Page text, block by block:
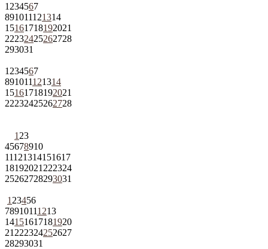
1 234567
891011121314
15161718192021
22232425262728
293031
1 234567
891011121314
15161718192021
22232425262728
1 23
45678910
11121314151617
18192021 222324
25262728293031
1 23456
78910111213
14151617181920
21 222324252627
28293031